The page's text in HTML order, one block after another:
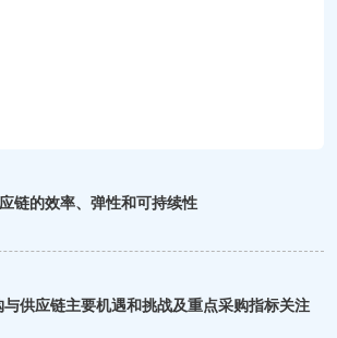
链的效率、弹性和可持续性
供应链主要机遇和挑战及重点采购指标关注